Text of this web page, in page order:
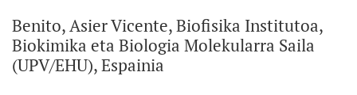
Benito, Asier Vicente, Biofisika Institutoa,
Biokimika eta Biologia Molekularra Saila
(UPV/EHU), Espainia